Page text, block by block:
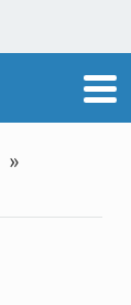
»